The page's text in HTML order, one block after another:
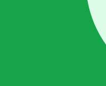
Pakchoy tumbuh
punya batang besar dan
— sedikit lebih lama dari